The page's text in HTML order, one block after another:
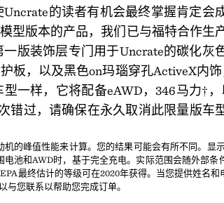
的读者有机会最终掌握肯定会
型版本的产品，我们已与福特合作生
版装饰层专门用于Uncrate的碳化灰
板，以及黑色on玛瑙穿孔ActiveX内
一样，它将配备eAWD，346马力†
错过，请确保在永久取消此限量版车
机的峰值性能来计算。您的结果可能会有所不同。显
电池和AWD时，基于完全充电。实际范围会随外部
最终估计的等级可在2020年获得。当您提供姓名
与您联系以帮助您完成订单。